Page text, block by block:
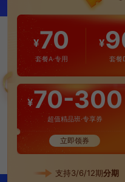
¥70
套餐A·专用
¥
套餐
¥70-300
超值精品班·专享券
立即领券
支持3/6/12期分期